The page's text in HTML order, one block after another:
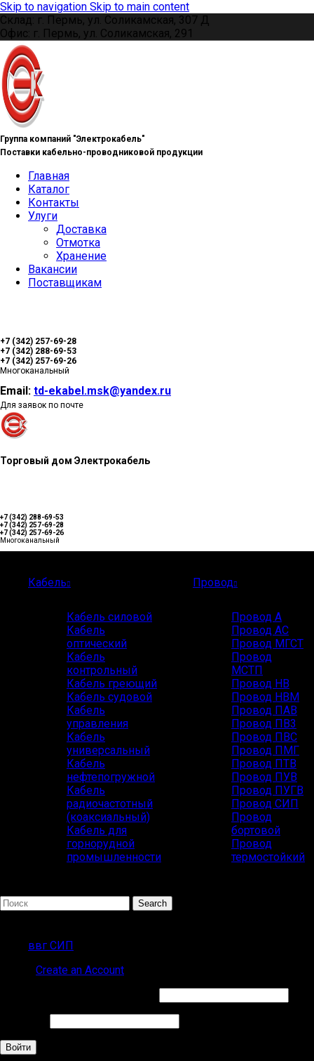
Skip to navigation Skip to main content
Склад: г. Пермь, ул. Соликамская, 307 Д
Офис: г. Пермь, ул. Соликамская, 291
Группа компаний "Электрокабель"
Поставки кабельно-проводниковой продукции
Главная
Каталог
Контакты
Улуги
Доставка
Отмотка
Хранение
Вакансии
Поставщикам
+7 (342) 257-69-28
+7 (342) 288-69-53
+7 (342) 257-69-26
Многоканальный
Email: td-ekabel.msk@yandex.ru
Для заявок по почте
Торговый дом Электрокабель
+7 (342) 288-69-53
+7 (342) 257-69-28
+7 (342) 257-69-26
Многоканальный
Кабель
Кабель силовой
Кабель
оптический
Кабель
контрольный
Кабель греющий
Кабель судовой
Кабель
управления
Кабель
универсальный
Кабель
нефтепогружной
Кабель
радиочастотный
(коаксиальный)
Кабель для
горнорудной
промышленности
Провод
Провод А
Провод АС
Провод МГСТ
Провод
МСТП
Провод НВ
Провод НВМ
Провод ПАВ
Провод ПВ3
Провод ПВС
Провод ПМГ
Провод ПТВ
Провод ПУВ
Провод ПУГВ
Провод СИП
Провод
бортовой
Провод
термостойкий
Search
ввг СИП
Create an Account
Войти